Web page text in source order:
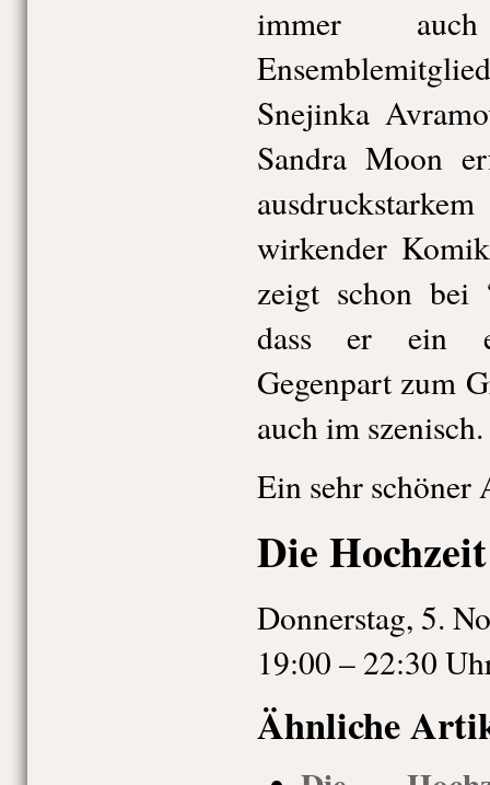
immer
Snejinka
Sandra Moon
wirkender
zeigt schon
dass er ein
Gegenpart zum
auch im szenisch.
Ein sehr schöner
Die
Donnerstag, 5.
19:00 – 22:30
Ähnliche